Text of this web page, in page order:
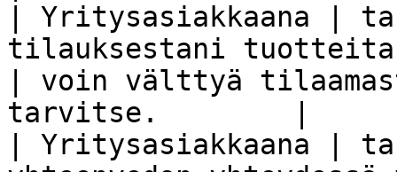
| Yritysasiakkaana |
tilauksestani tuotteita
| voin välttyä
tarvitse.        |
| Yritysasiakkaana |